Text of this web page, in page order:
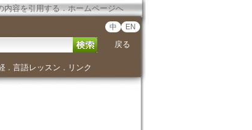
内容を引用する．ホームページへ
中 EN
戻る
． 言語レッスン ． リンク